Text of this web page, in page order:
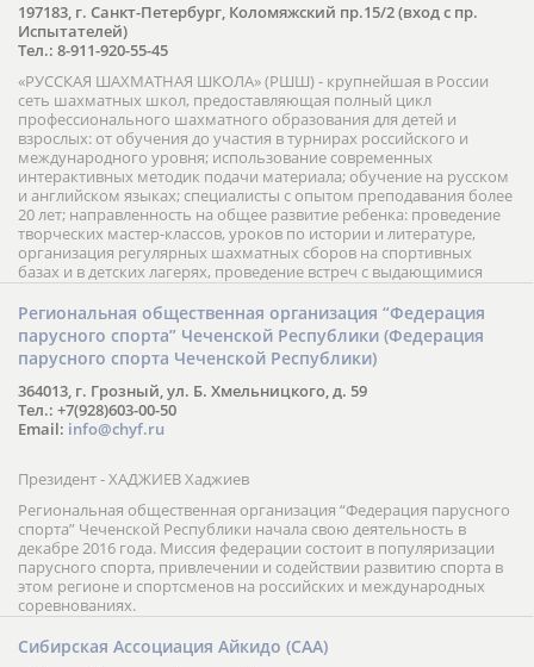
197183, г. Санкт-Петербург, Коломяжский пр.15/2 (вход с пр.
Испытателей)
Тел.: 8-911-920-55-45
«РУССКАЯ ШАХМАТНАЯ ШКОЛА» (РШШ) - крупнейшая в России
сеть шахматных школ, предоставляющая полный цикл
профессионального шахматного образования для детей и
взрослых: от обучения до участия в турнирах российского и
международного уровня; использование современных
интерактивных методик подачи материала; обучение на русском
и английском языках; специалисты с опытом преподавания более
20 лет; направленность на общее развитие ребенка: проведение
творческих мастер-классов, уроков по истории и литературе,
организация регулярных шахматных сборов на спортивных
базах и в детских лагерях, проведение встреч с выдающимися
шахматистами; корпоративное обучение; онлайн обучение в
форме вебинаров и индивидуальных занятий, круглые столы
российских и международных тренеров, организация фестивалей;
онлайн трансляция мероприятий и турниров.
Региональная общественная организация “Федерация
парусного спорта” Чеченской Республики (Федерация
парусного спорта Чеченской Республики)
364013, г. Грозный, ул. Б. Хмельницкого, д. 59
Тел.: +7(928)603-00-50
Email: info@chyf.ru
Президент - ХАДЖИЕВ Хаджиев
Региональная общественная организация “Федерация парусного
спорта” Чеченской Республики начала свою деятельность в
декабре 2016 года. Миссия федерации состоит в популяризации
парусного спорта, привлечении и содействии развитию спорта в
этом регионе и спортсменов на российских и международных
соревнованиях.
Сибирская Ассоциация Айкидо (САА)